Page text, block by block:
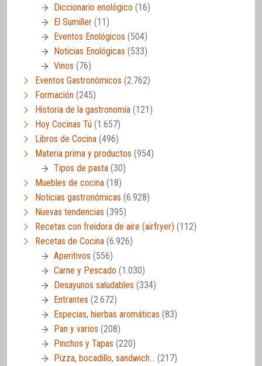
Diccionario enológico (16)
El Sumiller (11)
Eventos Enológicos (504)
Noticias Enológicas (533)
Vinos (76)
Eventos Gastronómicos (2.762)
Formación (245)
Historia de la gastronomía (121)
Hoy Cocinas Tú (1.657)
Libros de Cocina (496)
Materia prima y productos (954)
Tipos de pasta (30)
Muebles de cocina (18)
Noticias gastronómicas (6.928)
Nuevas tendencias (395)
Recetas con freidora de aire (airfryer) (112)
Recetas de Cocina (6.926)
Aperitivos (556)
Carne y Pescado (1.030)
Desayunos saludables (334)
Entrantes (2.672)
Especias, hierbas aromáticas (83)
Pan y varios (208)
Pinchos y Tapas (220)
Pizza, bocadillo, sandwich… (217)